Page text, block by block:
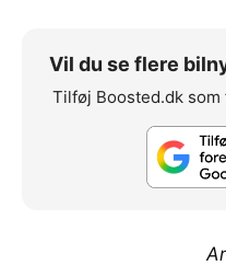
Vil du se flere
Tilføj Boosted.dk